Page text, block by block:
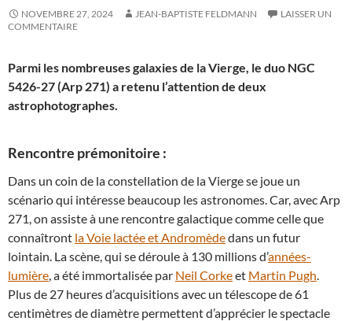
NOVEMBRE 27, 2024 JEAN-BAPTISTE FELDMANN
LAISSER UN
COMMENTAIRE
Parmi les nombreuses galaxies de la Vierge, le duo NGC
5426-27 (Arp 271) a retenu l’attention de deux
astrophotographes.
Rencontre prémonitoire :
Dans un coin de la constellation de la Vierge se joue un
scénario qui intéresse beaucoup les astronomes. Car, avec Arp
271, on assiste à une rencontre galactique comme celle que
connaîtront la Voie lactée et Andromèdedans un futur
lointain. La scène, qui se déroule à 130 millions d’années-
lumière, a été immortalisée par Neil Corkeet Martin Pugh.
Plus de 27 heures d’acquisitions avec un télescope de 61
centimètres de diamètre permettent d’apprécier le spectacle